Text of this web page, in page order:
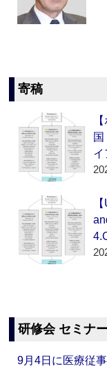
寄稿
研修会 セミナ
9月4日に医療従